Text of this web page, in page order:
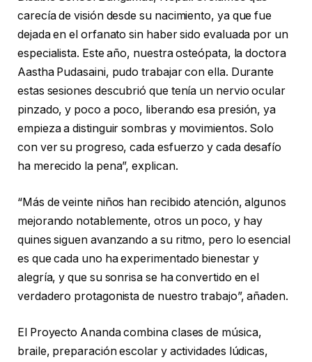
carecía de visión desde su nacimiento, ya que fue
dejada en el orfanato sin haber sido evaluada por un
especialista. Este año, nuestra osteópata, la doctora
Aastha Pudasaini, pudo trabajar con ella. Durante
estas sesiones descubrió que tenía un nervio ocular
pinzado, y poco a poco, liberando esa presión, ya
empieza a distinguir sombras y movimientos. Solo
con ver su progreso, cada esfuerzo y cada desafío
ha merecido la pena”, explican.
“Más de veinte niños han recibido atención, algunos
mejorando notablemente, otros un poco, y hay
quines siguen avanzando a su ritmo, pero lo esencial
es que cada uno ha experimentado bienestar y
alegría, y que su sonrisa se ha convertido en el
verdadero protagonista de nuestro trabajo”, añaden.
El Proyecto Ananda combina clases de música,
braile, preparación escolar y actividades lúdicas,